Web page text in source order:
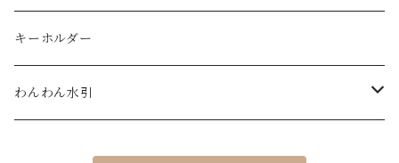
ノンホールピアス
巾着
キーホルダー
わんわん水引